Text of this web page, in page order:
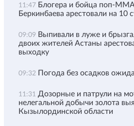
11:47 Блогера и бойца поп-
Беркинбаева арестовали на 10
09:09 Выпивали в луже и
двоих жителей Астаны
выходку
09:32 Погода без осадков
11:31 Дозорные и патрули на
нелегальной добычи золота
Кызылординской области